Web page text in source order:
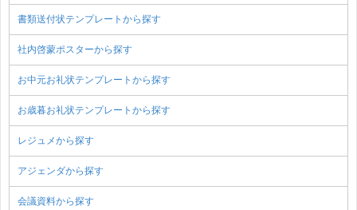
書類送付状テンプレートから探す
社内啓蒙ポスターから探す
お中元お礼状テンプレートから探す
お歳暮お礼状テンプレートから探す
レジュメから探す
アジェンダから探す
会議資料から探す